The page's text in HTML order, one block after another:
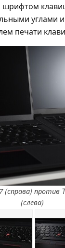
углами
печати
(справа) против
(слева)